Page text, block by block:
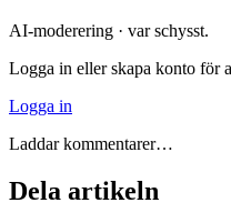
AI-moderering · var schysst.
Logga in eller skapa konto för
Logga in
Laddar kommentarer…
Dela artikeln